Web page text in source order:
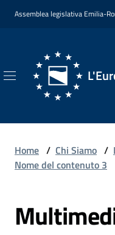
Vai al contenuto
Vai alla navigazione
Vai al footer
Assemblea legislativa Emilia-
L'Europa
Romagna
Chi
Siamo
Home / Chi Siamo /
Nome del contenuto 3